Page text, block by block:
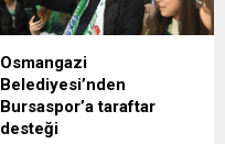
Osmangazi
Belediyesi’nden
Bursaspor’a taraftar
desteği